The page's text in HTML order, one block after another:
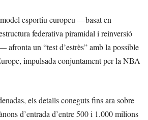
esportiu europeu —basat en
federativa piramidal i reinversió
un “test d’estrès” amb la possible
impulsada conjuntament per la NBA
els detalls coneguts fins ara sobre
d’entrada d’entre 500 i 1.000 milions